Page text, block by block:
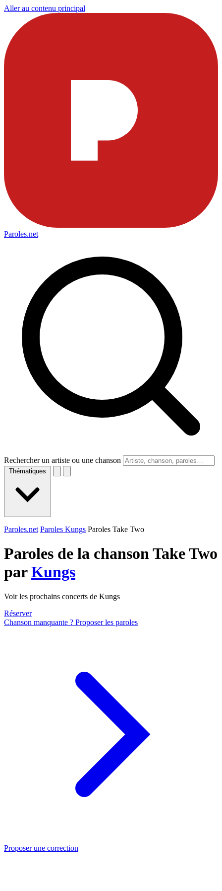
Aller au contenu principal
Paroles.net
Rechercher un artiste ou une chanson
Thématiques
Paroles.net Paroles Kungs Paroles Take Two
Paroles de la chanson Take Two
parKungs
Voir les prochains concerts de Kungs
Réserver
Chanson manquante ? Proposer les paroles
Proposer une correction